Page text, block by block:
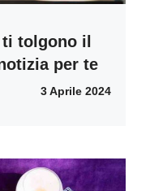
tolgono il
per te
3 Aprile 2024